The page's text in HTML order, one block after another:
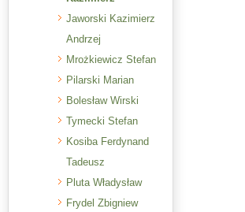
Jaworski Kazimierz
Andrzej
Mrożkiewicz Stefan
Pilarski Marian
Bolesław Wirski
Tymecki Stefan
Kosiba Ferdynand
Tadeusz
Pluta Władysław
Frydel Zbigniew